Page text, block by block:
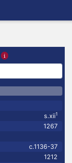
s.xii1
1267
c.1136-37
1212